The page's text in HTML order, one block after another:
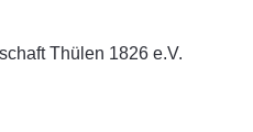
Thülen 1826 e.V.